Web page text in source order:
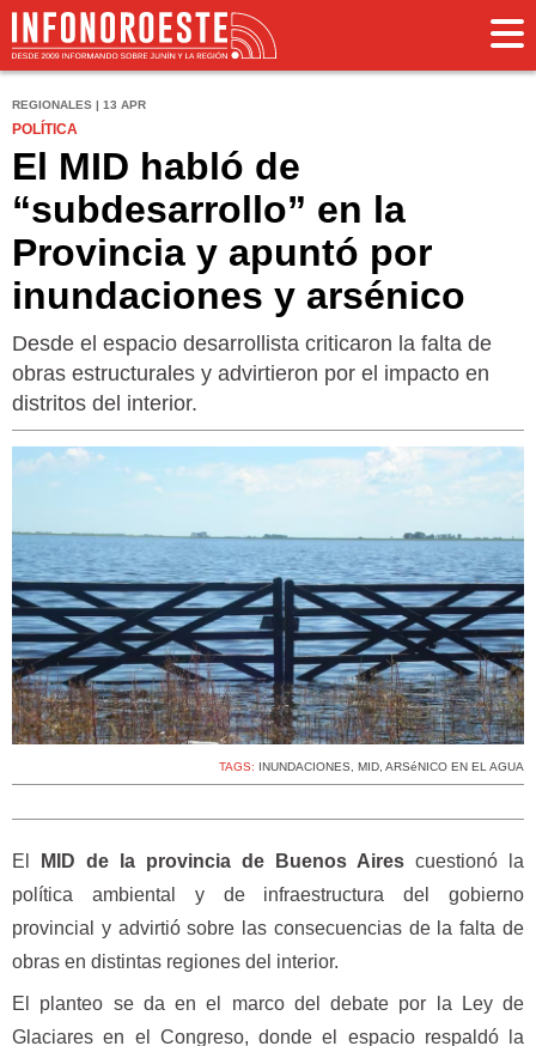
REGIONALES | 13 APR
POLÍTICA
El MID habló de
“subdesarrollo” en la
Provincia y apuntó por
inundaciones y arsénico
Desde el espacio desarrollista criticaron la falta de
obras estructurales y advirtieron por el impacto en
distritos del interior.
TAGS: INUNDACIONES, MID, ARSéNICO EN EL AGUA
El MID de la provincia de Buenos Aires cuestionó la
política ambiental y de infraestructura del gobierno
provincial y advirtió sobre las consecuencias de la falta de
obras en distintas regiones del interior.
El planteo se da en el marco del debate por la Ley de
Glaciares en el Congreso, donde el espacio respaldó la